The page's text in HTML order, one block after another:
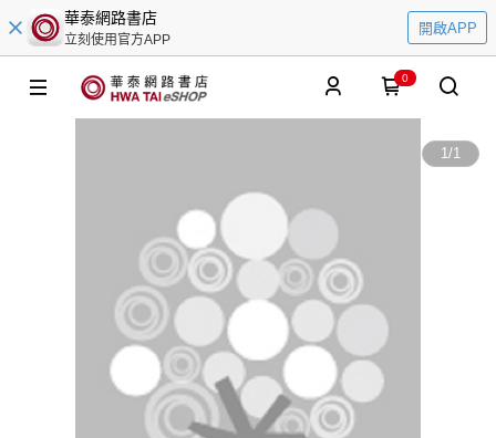
華泰網路書店
立刻使用官方APP
開啟APP
0
1/1